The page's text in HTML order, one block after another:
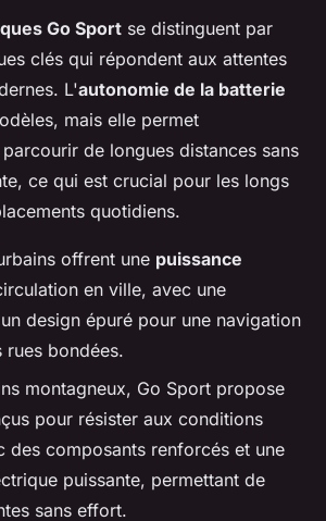
Go Sport se distinguent par
clés qui répondent aux attentes
L'autonomie de la batterie
mais elle permet
de longues distances sans
ce qui est crucial pour les longs
quotidiens.
offrent une puissance
en ville, avec une
design épuré pour une navigation
rues bondées.
montagneux, Go Sport propose
pour résister aux conditions
des composants renforcés et une
puissante, permettant de
sans effort.